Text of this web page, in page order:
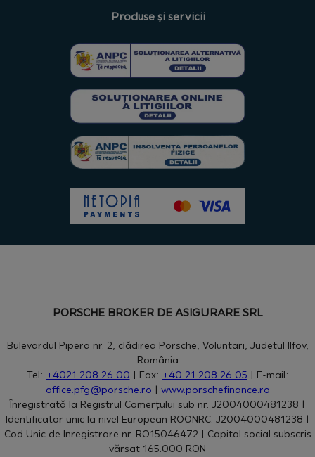
Produse și servicii
PORSCHE BROKER DE ASIGURARE SRL
Bulevardul Pipera nr. 2, clădirea Porsche, Voluntari, Judetul Ilfov,
România
Tel: +4021 208 26 00 | Fax: +40 21 208 26 05 | E-mail:
office.pfg@porsche.ro | www.porschefinance.ro
Înregistrată la Registrul Comerțului sub nr. J2004000481238 |
Identificator unic la nivel European ROONRC. J2004000481238 |
Cod Unic de Inregistrare nr. RO15046472 | Capital social subscris
vărsat 165.000 RON